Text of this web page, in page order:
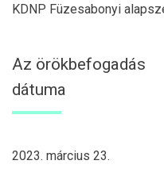
KDNP Füzesabonyi
Az örökbefogadás
dátuma
2023. március 23.